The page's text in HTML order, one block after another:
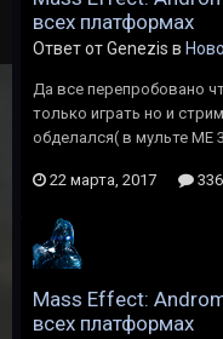
всех платформах
Ответ от Genezis в
Да все перепробовано
только играть но и
обделался( в мульте МЕ
22 марта, 2017
Mass Effect:
всех платформах